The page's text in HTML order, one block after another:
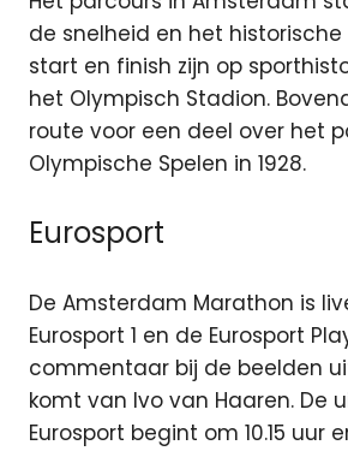
de snelheid en het historische
start en finish zijn op
het Olympisch Stadion.
route voor een deel over het
Olympische Spelen in 1928.
Eurosport
De Amsterdam Marathon is
Eurosport 1 en de Eurosport
commentaar bij de beelden
komt van Ivo van Haaren. De
Eurosport begint om 10.15 uur